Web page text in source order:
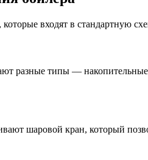
входят в стандартную
разные типы —
шаровой кран, который